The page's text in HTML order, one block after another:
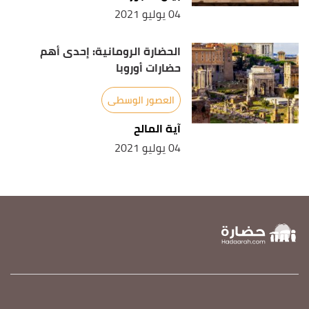
04 يوليو 2021
الحضارة الرومانية: إحدى أهم
حضارات أوروبا
العصور الوسطى
آية المالح
04 يوليو 2021